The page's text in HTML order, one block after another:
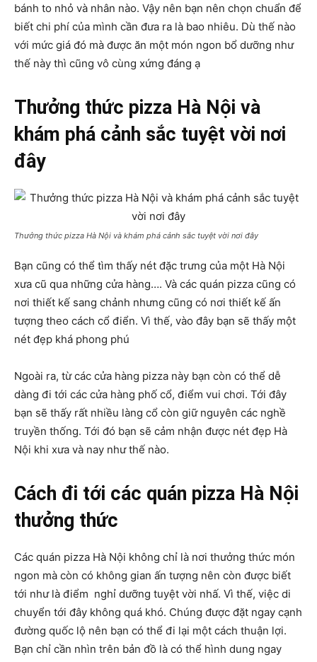
bánh to nhỏ và nhân nào. Vậy nên bạn nên chọn chuẩn để
biết chi phí của mình cần đưa ra là bao nhiêu. Dù thế nào
với mức giá đó mà được ăn một món ngon bổ dưỡng như
thế này thì cũng vô cùng xứng đáng ạ
Thưởng thức pizza Hà Nội và
khám phá cảnh sắc tuyệt vời nơi
đây
Thưởng thức pizza Hà Nội và khám phá cảnh sắc tuyệt vời nơi đây
Bạn cũng có thể tìm thấy nét đặc trưng của một Hà Nội
xưa cũ qua những cửa hàng…. Và các quán pizza cũng có
nơi thiết kế sang chảnh nhưng cũng có nơi thiết kế ấn
tượng theo cách cổ điển. Vì thế, vào đây bạn sẽ thấy một
nét đẹp khá phong phú
Ngoài ra, từ các cửa hàng pizza này bạn còn có thể dễ
dàng đi tới các cửa hàng phố cổ, điểm vui chơi. Tới đây
bạn sẽ thấy rất nhiều làng cổ còn giữ nguyên các nghề
truyền thống. Tới đó bạn sẽ cảm nhận được nét đẹp Hà
Nội khi xưa và nay như thế nào.
Cách đi tới các quán pizza Hà Nội
thưởng thức
Các quán pizza Hà Nội không chỉ là nơi thưởng thức món
ngon mà còn có không gian ấn tượng nên còn được biết
tới như là điểm nghỉ dưỡng tuyệt vời nhấ. Vì thế, việc di
chuyển tới đây không quá khó. Chúng được đặt ngay cạnh
đường quốc lộ nên bạn có thể đi lại một cách thuận lợi.
Bạn chỉ cần nhìn trên bản đồ là có thể hình dung ngay